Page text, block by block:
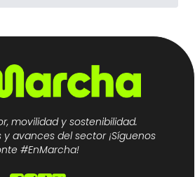
movilidad y sostenibilidad.
avances del sector ¡Síguenos
#EnMarcha!